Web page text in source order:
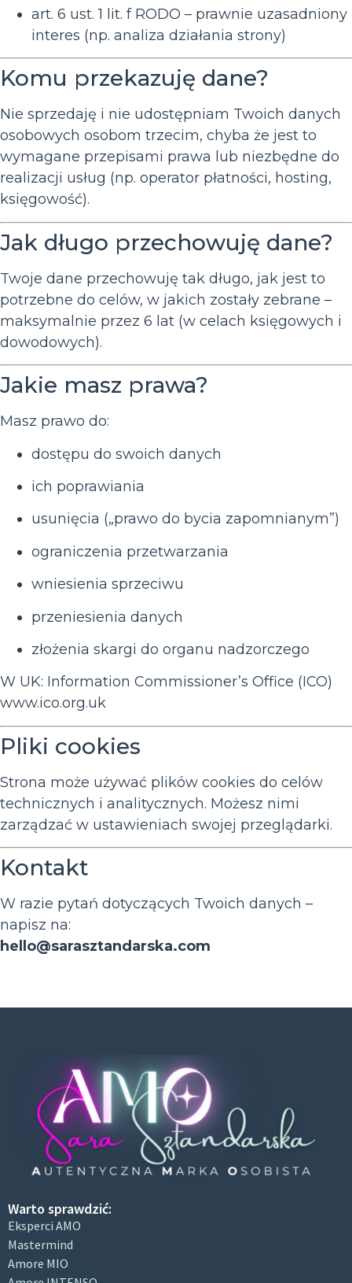
art. 6 ust. 1 lit. f RODO – prawnie uzasadniony
interes (np. analiza działania strony)
Komu przekazuję dane?
Nie sprzedaję i nie udostępniam Twoich danych
osobowych osobom trzecim, chyba że jest to
wymagane przepisami prawa lub niezbędne do
realizacji usług (np. operator płatności, hosting,
księgowość).
Jak długo przechowuję dane?
Twoje dane przechowuję tak długo, jak jest to
potrzebne do celów, w jakich zostały zebrane –
maksymalnie przez 6 lat (w celach księgowych i
dowodowych).
Jakie masz prawa?
Masz prawo do:
dostępu do swoich danych
ich poprawiania
usunięcia („prawo do bycia zapomnianym”)
ograniczenia przetwarzania
wniesienia sprzeciwu
przeniesienia danych
złożenia skargi do organu nadzorczego
W UK: Information Commissioner’s Office (ICO)
www.ico.org.uk
Pliki cookies
Strona może używać plików cookies do celów
technicznych i analitycznych. Możesz nimi
zarządzać w ustawieniach swojej przeglądarki.
Kontakt
W razie pytań dotyczących Twoich danych –
napisz na:
hello@sarasztandarska.com
Warto sprawdzić:
Eksperci AMO
Mastermind
Amore MIO